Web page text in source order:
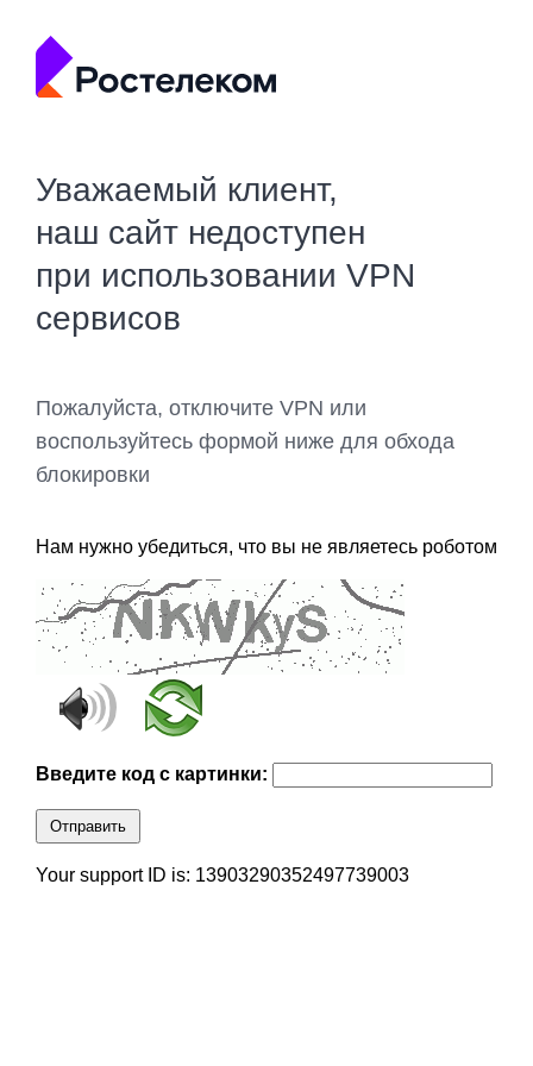
Уважаемый клиент,
наш сайт недоступен
при использовании VPN
сервисов
Пожалуйста, отключите VPN или
воспользуйтесь формой ниже для обхода
блокировки
Нам нужно убедиться, что вы не являетесь роботом
Введите код с картинки:
Отправить
Your support ID is: 13903290352497739003